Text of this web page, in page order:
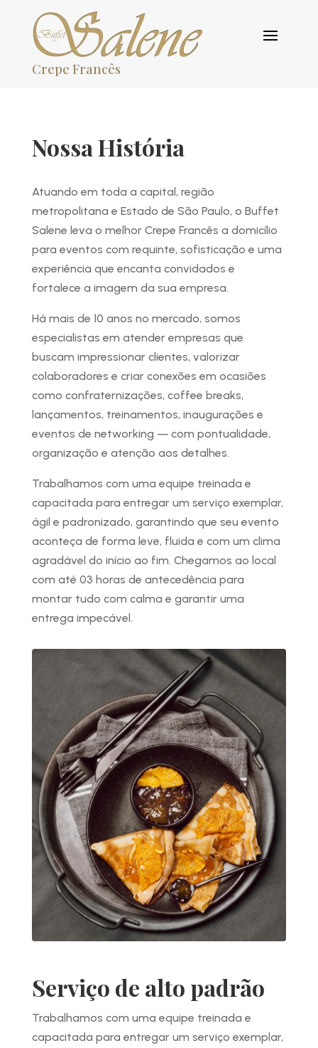
Crepe Francês
Nossa História
Atuando em toda a capital, região
metropolitana e Estado de São Paulo, o Buffet
Salene leva o melhor Crepe Francês a domicílio
para eventos com requinte, sofisticação e uma
experiência que encanta convidados e
fortalece a imagem da sua empresa.
Há mais de 10 anos no mercado, somos
especialistas em atender empresas que
buscam impressionar clientes, valorizar
colaboradores e criar conexões em ocasiões
como confraternizações, coffee breaks,
lançamentos, treinamentos, inaugurações e
eventos de networking — com pontualidade,
organização e atenção aos detalhes.
Trabalhamos com uma equipe treinada e
capacitada para entregar um serviço exemplar,
ágil e padronizado, garantindo que seu evento
aconteça de forma leve, fluida e com um clima
agradável do início ao fim. Chegamos ao local
com até 03 horas de antecedência para
montar tudo com calma e garantir uma
entrega impecável.
Serviço de alto padrão
Trabalhamos com uma equipe treinada e
capacitada para entregar um serviço exemplar,